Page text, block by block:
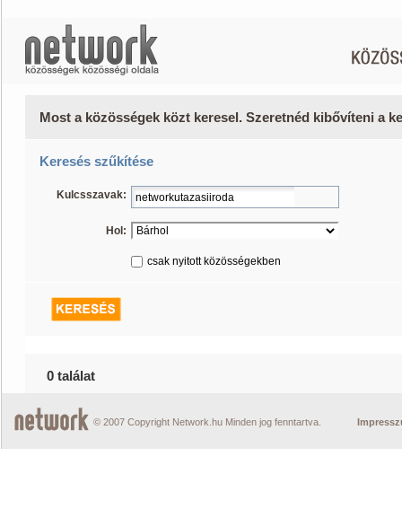
Most a közösségek közt keresel. Szeretnéd kibővíteni a
Keresés szűkítése
Kulcsszavak:
Hol:
csak nyitott közösségekben
0 találat
© 2007 Copyright Network.hu Minden jog fenntartva.